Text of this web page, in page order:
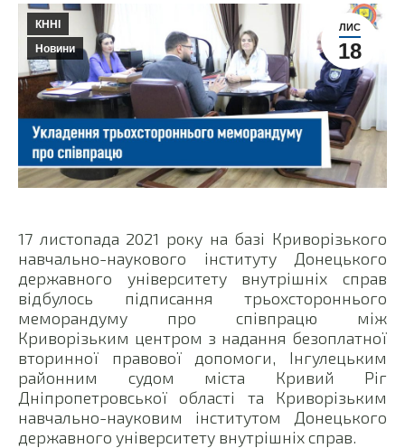
ЛИС
18
КННІ
Новини
17 листопада 2021 року на базі Криворізького
навчально-наукового інституту Донецького
державного університету внутрішніх справ
відбулось підписання трьохстороннього
меморандуму про співпрацю між
Криворізьким центром з надання безоплатної
вторинної правової допомоги, Інгулецьким
районним судом міста Кривий Ріг
Дніпропетровської області та Криворізьким
навчально-науковим інститутом Донецького
державного університету внутрішніх справ.